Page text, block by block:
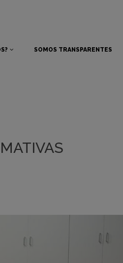
SOMOS TRANSPARENTES